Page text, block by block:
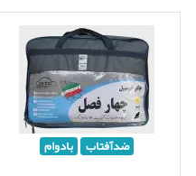
ضدآفتاب بادوام